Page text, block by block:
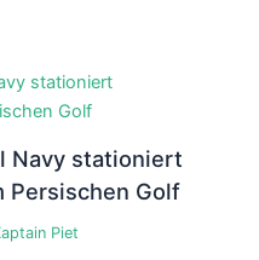
Navy stationiert
Persischen Golf
Piet